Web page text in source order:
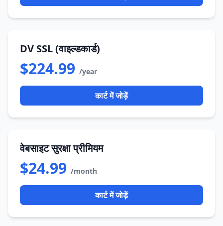
DV SSL (वाइल्डकार्ड)
$224.99 /year
कार्ट में जोड़ें
वेबसाइट सुरक्षा प्रीमियम
$24.99 /month
कार्ट में जोड़ें